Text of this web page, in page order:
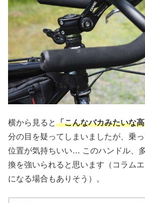
横から見ると「こんなバカみたいな
分の目を疑ってしまいましたが、乗
位置が気持ちいい… このハンドル、
換を強いられると思います（コラム
になる場合もありそう）。